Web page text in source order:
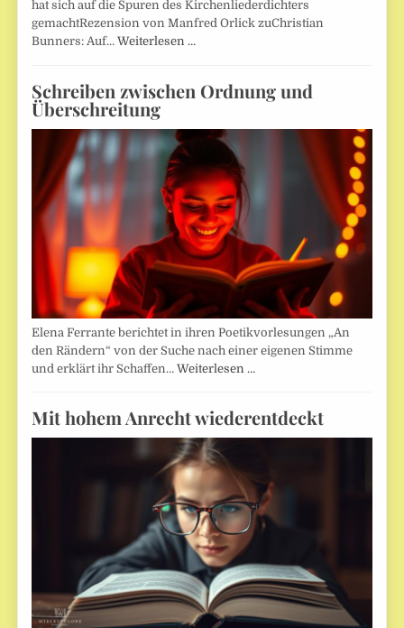
hat sich auf die Spuren des Kirchenliederdichters
gemachtRezension von Manfred Orlick zuChristian
Bunners: Auf…Weiterlesen …
Schreiben zwischen Ordnung und
Überschreitung
Elena Ferrante berichtet in ihren Poetikvorlesungen „An
den Rändern“ von der Suche nach einer eigenen Stimme
und erklärt ihr Schaffen…Weiterlesen …
Mit hohem Anrecht wiederentdeckt